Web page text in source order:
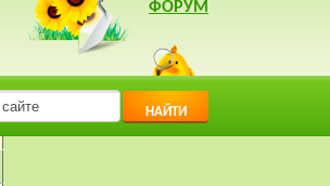
ФОРУМ
НАЙТИ